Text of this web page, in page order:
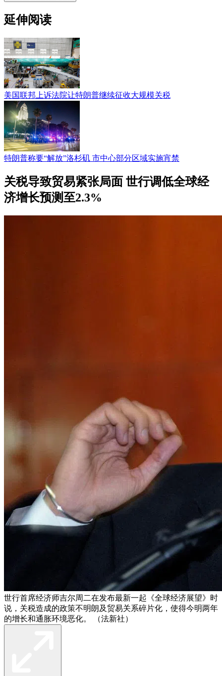
延伸阅读
美国联邦上诉法院让特朗普继续征收大规模关税
特朗普称要“解放”洛杉矶 市中心部分区域实施宵禁
关税导致贸易紧张局面 世行调低全球经
济增长预测至2.3%
世行首席经济师吉尔周二在发布最新一起《全球经济展望》时
说，关税造成的政策不明朗及贸易关系碎片化，使得今明两年
的增长和通胀环境恶化。 （法新社）